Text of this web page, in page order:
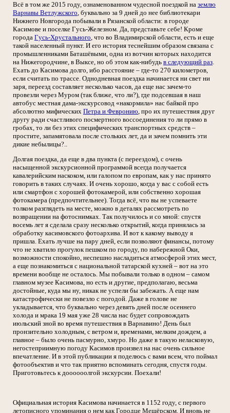
Всё в том же 2015 году, ознаменованном чудесной поездкой на землю
Варнавы Ветлужского, буквально за 9 дней до нее библиотекари
Нижнего Новгорода побывали в Рязанской области: в городе
Касимове и поселке Гусь-Железном. Да, представьте себе! Кроме
города Гусь-Хрустального, что во Владимирской области, есть и еще
такой населенный пункт. И его история теснейшим образом связана с
промышленниками Баташёвыми, одна из вотчин которых находится
на Нижегородчине, в Выксе, но об этом как-нибудь в следующий раз.
Ехать до Касимова долго, ибо расстояние – где-то 270 километров,
если считать по трассе. Однодневная поездка начинается ни свет ни
заря, переезд составляет несколько часов, да еще нас зачем-то
провезли через Муром (так ближе, что ли?), где подсевшая в наш
автобус местная дама-экскурсовод «накормила» нас байкой про
абсолютно мифических Петра и Февронию, про их путешествия друг
другу ради счастливого посмертного воссоединения то ли прямо в
гробах, то ли без этих специфических транспортных средств –
простите, запамятовала после стольких лет, да и зачем помнить эти
дикие небылицы?..
Долгая поездка, да еще в два пункта (с переездом), с очень
насыщенной экскурсионной программой всегда получается
кавалерийским наскоком, или галопом по европам, как у нас принято
говорить в таких случаях. И очень хорошо, когда у вас с собой есть
или смартфон с хорошей фотокамерой, или собственно хорошая
фотокамера (предпочтительнее). Тогда всё, что вы не успеваете
толком разглядеть на месте, можно в деталях рассмотреть по
возвращении на фотоснимках. Так получилось и со мной: спустя
восемь лет я сделала сразу несколько открытий, когда принялась за
обработку касимовского фотоархива. И вот к какому выводу я
пришла. Ехать лучше на пару дней, если позволяют финансы, потому
что не хватило прогулок пешком по городу, по набережной Оки,
возможности спокойно, неспешно насладиться атмосферой этих мест,
а еще познакомиться с национальной татарской кухней – вот на это
времени вообще не осталось. Мы побывали только в одном – самом
главном музее Касимова, но есть и другие, предполагаю, весьма
достойные, куда мы ну, никак не успели бы забежать. А еще нам
катастрофически не повезло с погодой. Даже в голове не
укладывается, что буквально через девять дней после осеннего
холода и мрака 19 мая уже 28 числа нас будет сопровождать
июльский зной во время путешествия в Варнавино! День был
пронзительно холодным, с ветром и, временами, мелким дождем, а
главное – было очень пасмурно, хмуро. Но даже в такую неласковую,
негостеприимную погоду Касимов произвел на нас очень сильное
впечатление. И в этой публикации я поделюсь с вами всем, что поймал
фотообъектив и что так приятно вспоминать сегодня, спустя годы.
Приготовьтесь к доооооолгой экскурсии. Поехали!
Официальная история Касимова начинается в 1152 году, с первого
летописного упоминания о нем как Городце Мещёрском. И вновь не